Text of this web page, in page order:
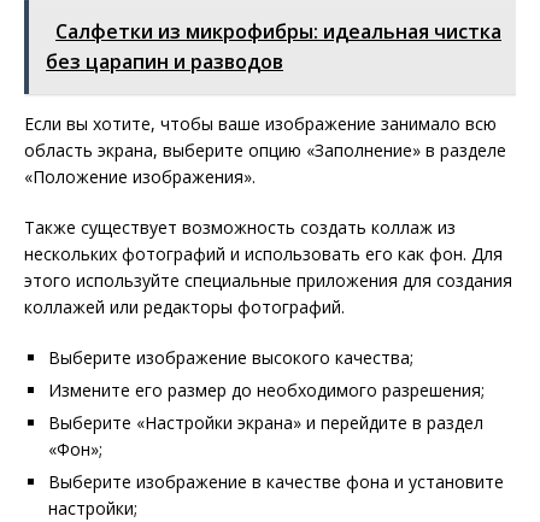
Салфетки из микрофибры: идеальная чистка
без царапин и разводов
Если вы хотите, чтобы ваше изображение занимало всю
область экрана, выберите опцию «Заполнение» в разделе
«Положение изображения».
Также существует возможность создать коллаж из
нескольких фотографий и использовать его как фон. Для
этого используйте специальные приложения для создания
коллажей или редакторы фотографий.
Выберите изображение высокого качества;
Измените его размер до необходимого разрешения;
Выберите «Настройки экрана» и перейдите в раздел
«Фон»;
Выберите изображение в качестве фона и установите
настройки;